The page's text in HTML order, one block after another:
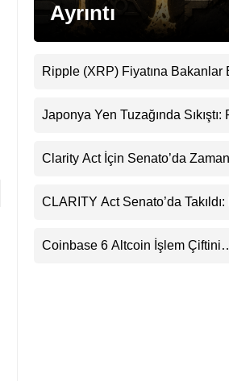
Ayrıntı
Ripple (XRP) Fiyatına Bakanlar
Uyarı
Japonya Yen Tuzağında Sıkıştı:
Clarity Act İçin Senato’da Zaman
CLARITY Act Senato’da
Coinbase 6 Altcoin İşlem Çiftini